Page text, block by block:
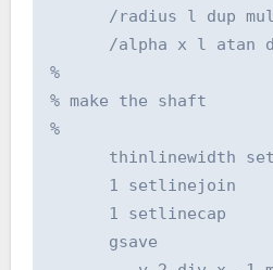
/radius l dup
/alpha x l atan
%
% make the shaft
%
thinlinewidth
      1 setlinejoin
      1 setlinecap
      gsave